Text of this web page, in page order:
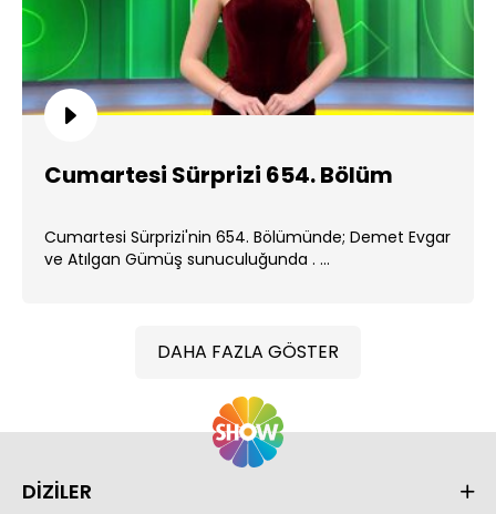
Cumartesi Sürprizi 654. Bölüm
Cumartesi Sürprizi'nin 654. Bölümünde; Demet Evgar
ve Atılgan Gümüş sunuculuğunda . ...
DAHA FAZLA GÖSTER
DİZİLER